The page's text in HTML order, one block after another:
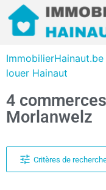
ImmobilierHainaut.be
louer Hainaut
4
Morlanwelz
Critères de